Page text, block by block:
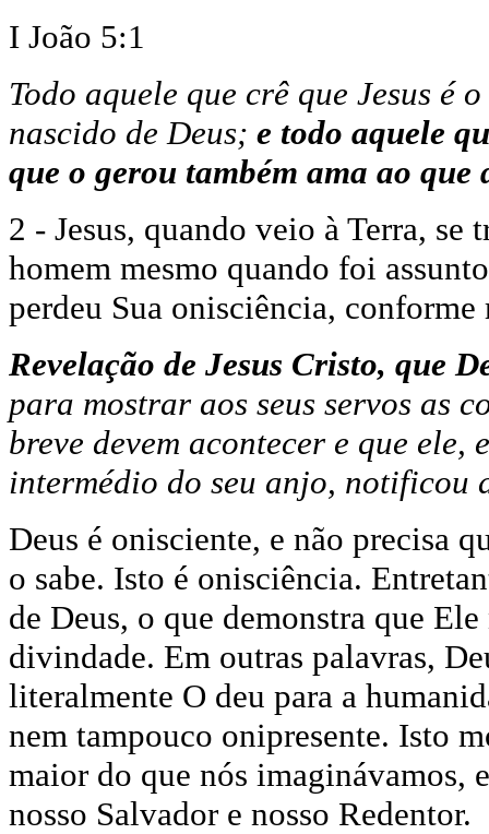
I João 5:1
Todo aquele que crê que Jesus é
nascido de Deus; e todo aquele
que o gerou também ama ao que
2 - Jesus, quando veio à Terra,
homem mesmo quando foi
perdeu Sua onisciência,
Revelação de Jesus Cristo, que
para mostrar aos seus servos as
breve devem acontecer e que ele,
intermédio do seu anjo, notificou
Deus é onisciente, e não precisa
o sabe. Isto é onisciência.
de Deus, o que demonstra que
divindade. Em outras palavras,
literalmente O deu para a
nem tampouco onipresente. Isto
maior do que nós imaginávamos,
nosso Salvador e nosso Redentor.